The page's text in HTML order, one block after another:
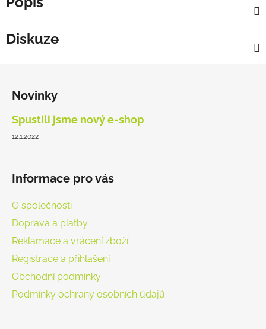
Diskuze
Novinky
Spustili jsme nový e-shop
12.1.2022
Informace pro vás
O společnosti
Doprava a platby
Reklamace a vrácení zboží
Registrace a přihlášení
Obchodní podmínky
Podmínky ochrany osobních údajů